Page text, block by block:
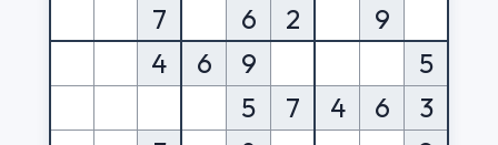
7
6 2
9
4
6 9
5
5
7 4 6
3